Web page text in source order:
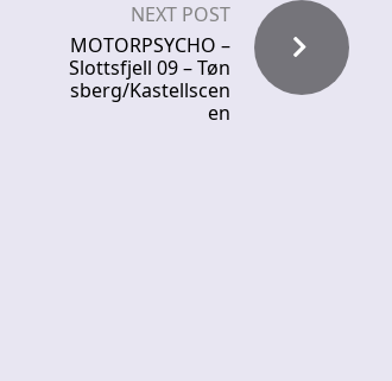
NEXT POST
MOTORPSYCHO –
Slottsfjell 09 – Tøn
sberg/Kastellscen
en